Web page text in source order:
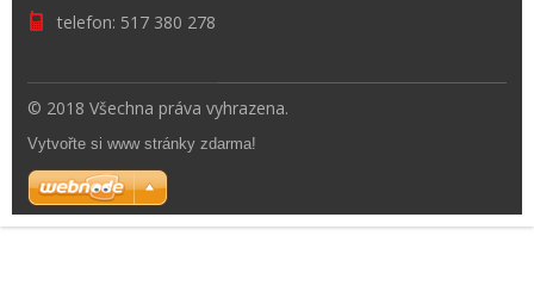
telefon: 517 380 278
© 2018 Všechna práva vyhrazena.
Vytvořte si www stránky zdarma!